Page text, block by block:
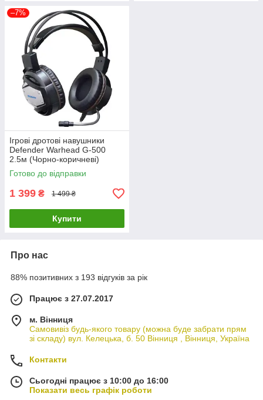
–7%
Ігрові дротові навушники
Defender Warhead G-500
2.5м (Чорно-коричневі)
Готово до відправки
1 399 ₴ 1 499 ₴
Купити
Про нас
88% позитивних з 193 відгуків за рік
Працює з 27.07.2017
м. Вінниця
Самовивіз будь-якого товару (можна буде забрати прям
зі складу) вул. Келецька, б. 50 Вінниця , Вінниця, Україна
Контакти
Сьогодні працює з 10:00 до 16:00
Показати весь графік роботи